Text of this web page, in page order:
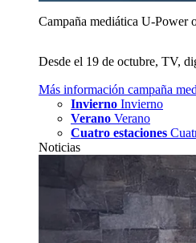
Campaña mediática U‑Power
Desde el 19 de octubre, TV,
Más información campaña
Invierno Invierno
Verano Verano
Cuatro estaciones
Noticias